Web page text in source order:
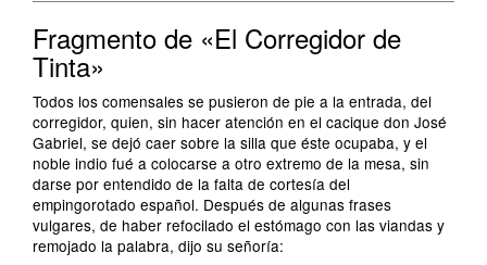
Fragmento de «El Corregidor de
Tinta»
Todos los comensales se pusieron de pie a la entrada, del
corregidor, quien, sin hacer atención en el cacique don José
Gabriel, se dejó caer sobre la silla que éste ocupaba, y el
noble indio fué a colocarse a otro extremo de la mesa, sin
darse por entendido de la falta de cortesía del
empingorotado español. Después de algunas frases
vulgares, de haber refocilado el estómago con las viandas y
remojado la palabra, dijo su señoría: